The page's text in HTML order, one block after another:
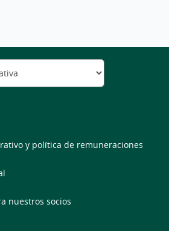
y política de remuneraciones
nuestros socios